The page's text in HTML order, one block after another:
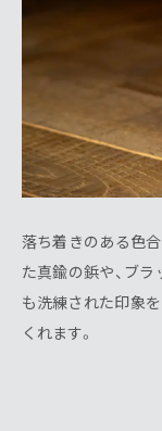
落ち着きのある色
た真鍮の鋲や、ブ
も洗練された印象
くれます。